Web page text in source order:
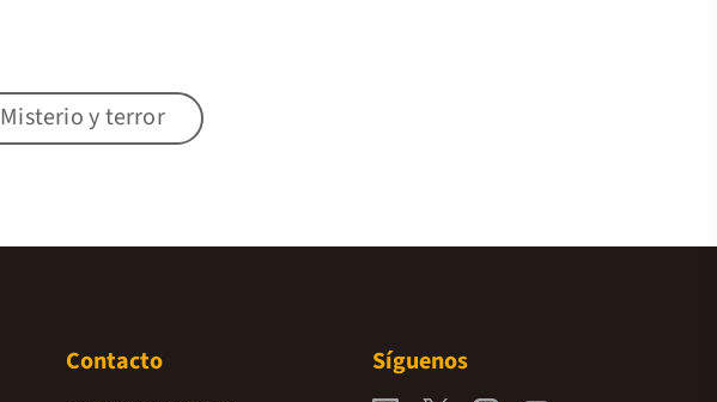
Misterio y terror
Contacto Síguenos